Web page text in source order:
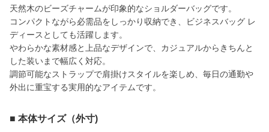
天然木のビーズチャームが印象的なショルダーバッグです。
コンパクトながら必需品をしっかり収納でき、ビジネスバッグ レ
ディースとしても活躍します。
やわらかな素材感と上品なデザインで、カジュアルからきちんと
した装いまで幅広く対応。
調節可能なストラップで肩掛けスタイルを楽しめ、毎日の通勤や
外出に重宝する実用的なアイテムです。
■ 本体サイズ（外寸)